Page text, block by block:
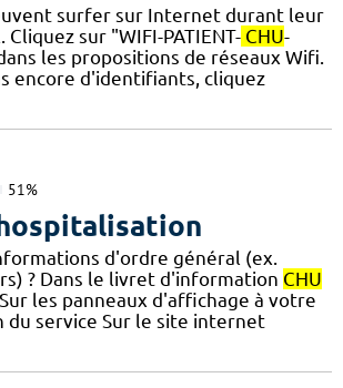
surfer sur Internet durant leur
sur "WIFI-PATIENT- CHU-
les propositions de réseaux Wifi.
encore d'identifiants, cliquez
51%
d'ordre général (ex.
? Dans le livret d'information CHU
les panneaux d'affichage à votre
du service Sur le site internet